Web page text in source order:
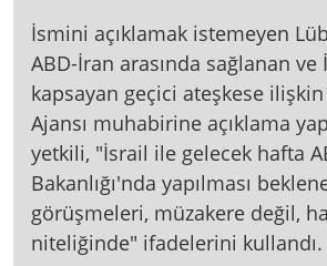
İsmini açıklamak istemeyen
ABD-İran arasında sağlanan
kapsayan geçici ateşkese
Ajansı muhabirine açıklama
yetkili, "İsrail ile gelecek hafta
Bakanlığı'nda yapılması
görüşmeleri, müzakere değil,
niteliğinde" ifadelerini kullandı.